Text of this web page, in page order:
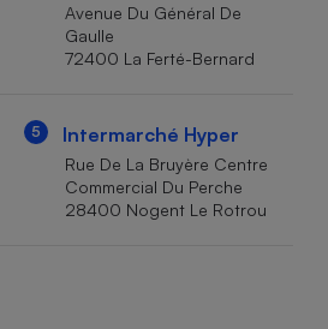
Avenue Du Général De
Gaulle
72400 La Ferté-Bernard
5 Intermarché Hyper
Rue De La Bruyère Centre
Commercial Du Perche
28400 Nogent Le Rotrou